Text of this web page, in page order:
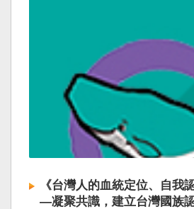
《台灣人的血統定位、自我
—凝聚共識，建立台灣國族